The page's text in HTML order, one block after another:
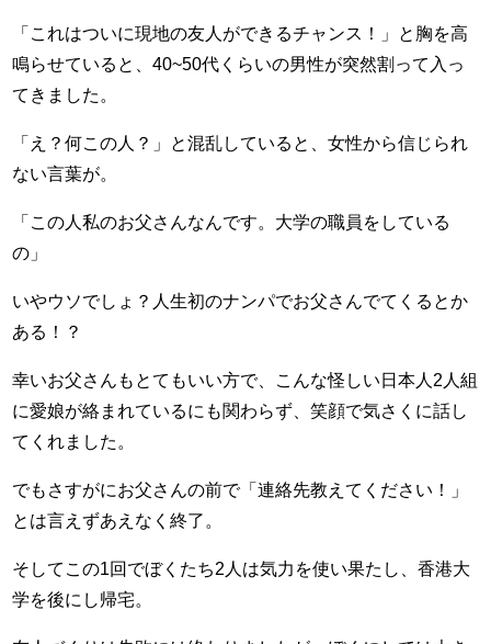
「これはついに現地の友人ができるチャンス！」と胸を高
鳴らせていると、40~50代くらいの男性が突然割って入っ
てきました。
「え？何この人？」と混乱していると、女性から信じられ
ない言葉が。
「この人私のお父さんなんです。大学の職員をしている
の」
いやウソでしょ？人生初のナンパでお父さんでてくるとか
ある！？
幸いお父さんもとてもいい方で、こんな怪しい日本人2人組
に愛娘が絡まれているにも関わらず、笑顔で気さくに話し
てくれました。
でもさすがにお父さんの前で「連絡先教えてください！」
とは言えずあえなく終了。
そしてこの1回でぼくたち2人は気力を使い果たし、香港大
学を後にし帰宅。